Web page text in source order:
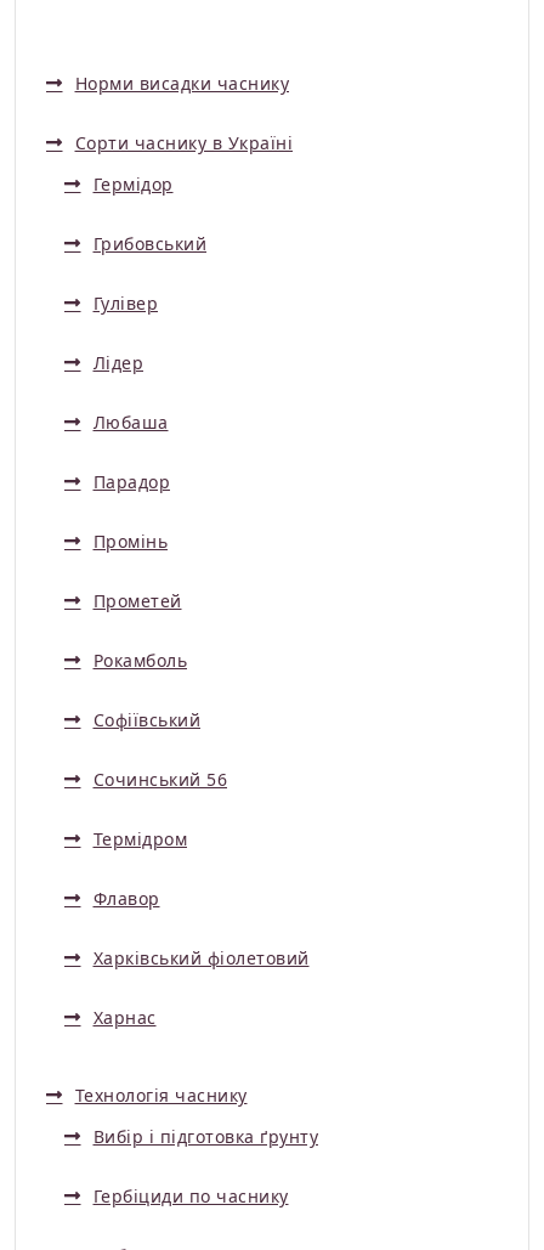
Норми висадки часнику
Сорти часнику в Україні
Гермідор
Грибовський
Гулівер
Лідер
Любаша
Парадор
Промінь
Прометей
Рокамболь
Софіївський
Сочинський 56
Термідром
Флавор
Харківський фіолетовий
Харнас
Технологія часнику
Вибір і підготовка ґрунту
Гербіциди по часнику